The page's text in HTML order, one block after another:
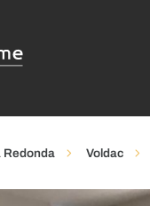
Redonda Voldac